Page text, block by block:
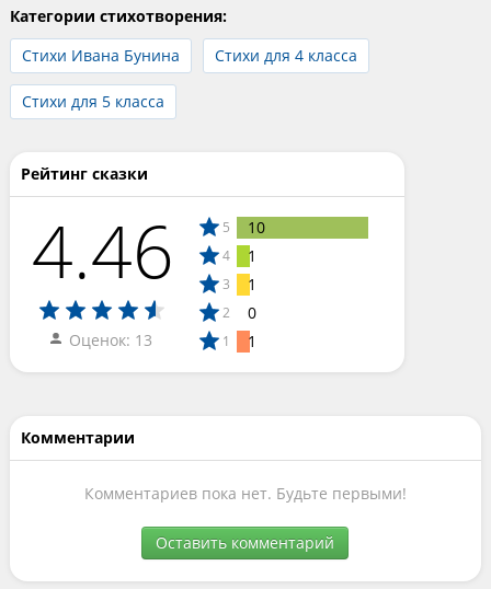
Категории стихотворения:
Стихи Ивана Бунина
Стихи для 4 класса
Стихи для 5 класса
Рейтинг сказки
4.46
Оценок: 13
5 10
4 1
3 1
2 0
1 1
Комментарии
Комментариев пока нет. Будьте первыми!
Оставить комментарий